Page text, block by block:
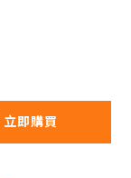
立即購買